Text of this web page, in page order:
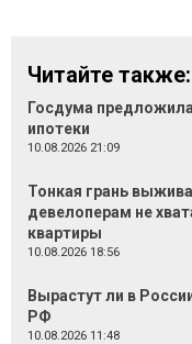
Читайте также:
Госдума
ипотеки
10.08.2026 21:09
Тонкая грань
девелоперам не
квартиры
10.08.2026 18:56
Вырастут ли в
РФ
10.08.2026 11:48